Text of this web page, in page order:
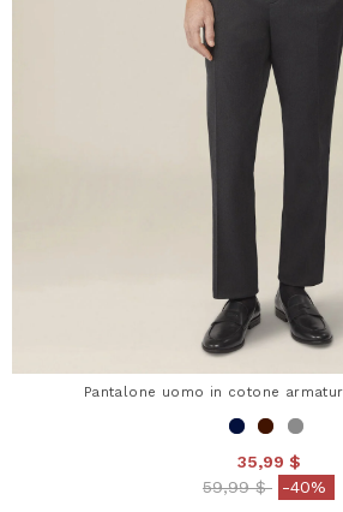
Pantalone uomo in cotone
35,99 $
Price reduced
59,99 $to-40%